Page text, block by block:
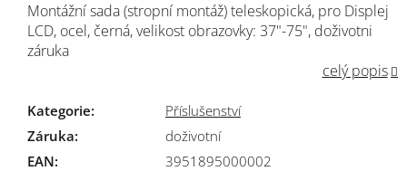
Montážní sada (stropní montáž) teleskopická, pro Displej
LCD, ocel, černá, velikost obrazovky: 37"-75", doživotni
záruka
celý popis
Kategorie:
Příslušenství
Záruka:
doživotní
EAN:
3951895000002